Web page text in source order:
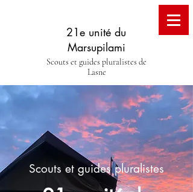
21e unité du
Marsupilami
Scouts et guides pluralistes de
Lasne
Scouts et guides pluralistes